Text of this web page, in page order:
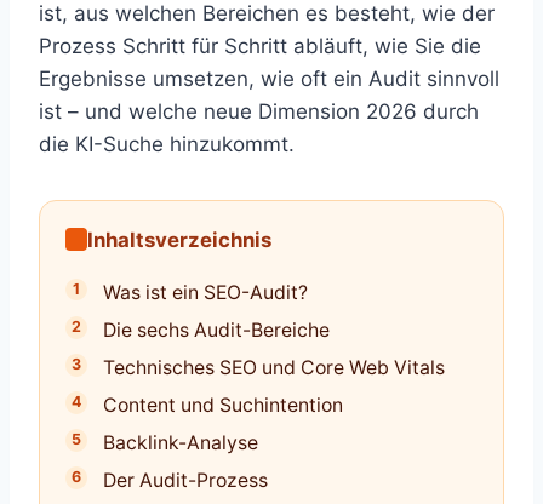
ist, aus welchen Bereichen es besteht, wie der
Prozess Schritt für Schritt abläuft, wie Sie die
Ergebnisse umsetzen, wie oft ein Audit sinnvoll
ist – und welche neue Dimension 2026 durch
die KI-Suche hinzukommt.
Inhaltsverzeichnis
Was ist ein SEO-Audit?
Die sechs Audit-Bereiche
Technisches SEO und Core Web Vitals
Content und Suchintention
Backlink-Analyse
Der Audit-Prozess